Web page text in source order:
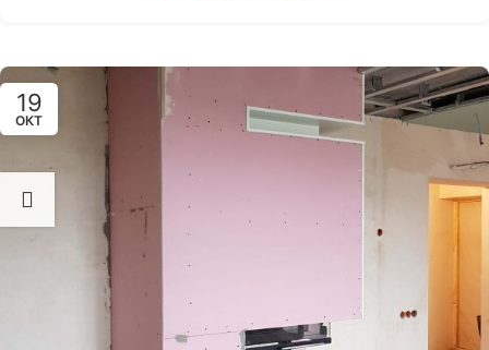
19
ОКТ